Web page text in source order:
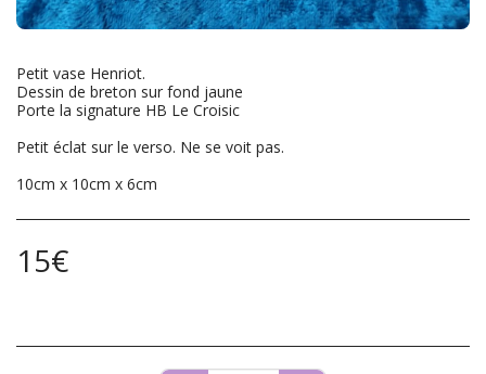
Petit vase Henriot.
Dessin de breton sur fond jaune
Porte la signature HB Le Croisic
Petit éclat sur le verso. Ne se voit pas.
10cm x 10cm x 6cm
15€